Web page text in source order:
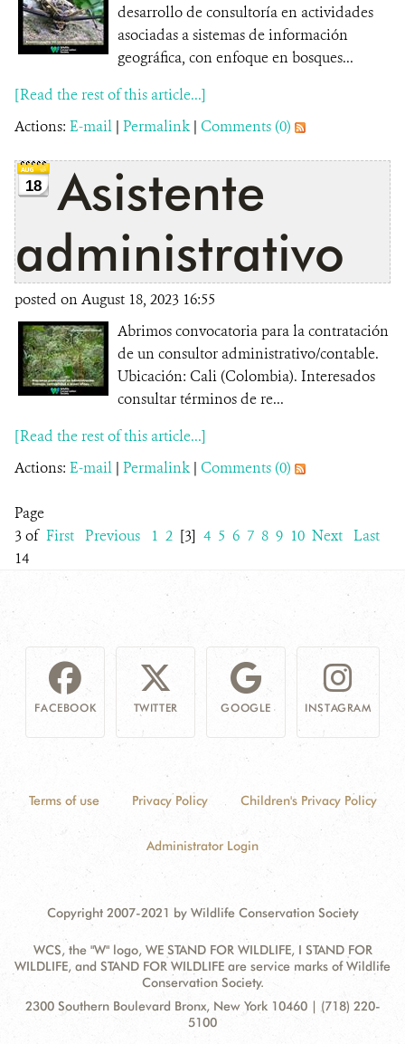
desarrollo de consultoría en actividades
asociadas a sistemas de información
geográfica, con enfoque en bosques...
[Read the rest of this article...]
Actions: E-mail | Permalink | Comments (0)
18
Asistente
administrativo
posted on August 18, 2023 16:55
Abrimos convocatoria para la contratación
de un consultor administrativo/contable.
Ubicación: Cali (Colombia). Interesados
consultar términos de re...
[Read the rest of this article...]
Actions: E-mail | Permalink | Comments (0)
Page
3 of
14
First Previous 1 2 [3] 4 5 6 7 8 9 10 Next Last
FACEBOOK TWITTER GOOGLE INSTAGRAM
Terms of use Privacy Policy Children's Privacy Policy
Administrator Login
Copyright 2007-2021 by Wildlife Conservation Society
WCS, the "W" logo, WE STAND FOR WILDLIFE, I STAND FOR
WILDLIFE, and STAND FOR WILDLIFE are service marks of Wildlife
Conservation Society.
Contact
Address:
2300 Southern Boulevard Bronx, New York 10460 | (718) 220-
5100